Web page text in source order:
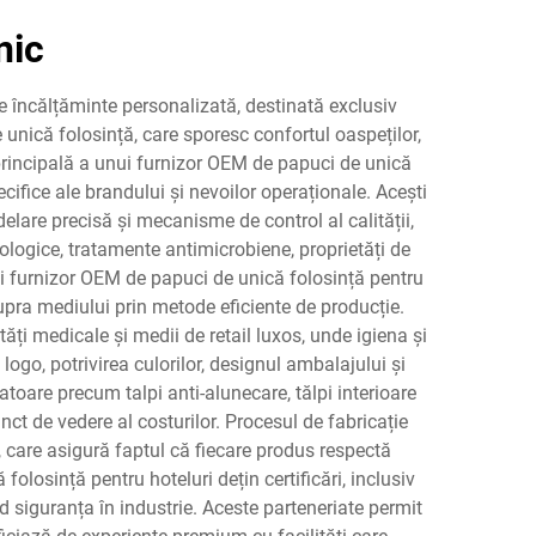
încălțăminte personalizată, destinată exclusiv
folosință, care sporesc confortul oaspeților,
a unui furnizor OEM de papuci de unică
ale brandului și nevoilor operaționale. Acești
precisă și mecanisme de control al calității,
tratamente antimicrobiene, proprietăți de
OEM de papuci de unică folosință pentru
mediului prin metode eficiente de producție.
medicale și medii de retail luxos, unde igiena și
potrivirea culorilor, designul ambalajului și
precum talpi anti-alunecare, tălpi interioare
de vedere al costurilor. Procesul de fabricație
asigură faptul că fiecare produs respectă
folosință pentru hoteluri dețin certificări, inclusiv
în industrie. Aceste parteneriate permit